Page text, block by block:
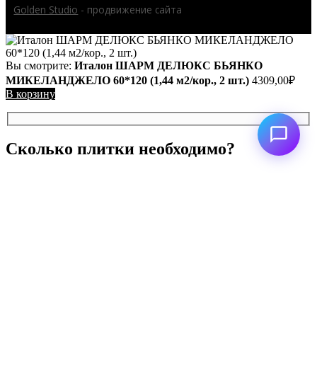
Golden Studio - продвижение сайта
Вы смотрите: Италон ШАРМ ДЕЛЮКС БЬЯНКО
МИКЕЛАНДЖЕЛО 60*120 (1,44 м2/кор., 2 шт.) 4309,00₽
В корзину
Сколько плитки необходимо?